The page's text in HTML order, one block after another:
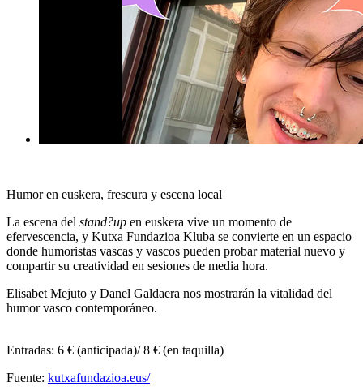
Humor en euskera, frescura y escena local
La escena del stand?up en euskera vive un momento de
efervescencia, y Kutxa Fundazioa Kluba se convierte en un espacio
donde humoristas vascas y vascos pueden probar material nuevo y
compartir su creatividad en sesiones de media hora.
Elisabet Mejuto y Danel Galdaera nos mostrarán la vitalidad del
humor vasco contemporáneo.
Entradas: 6 € (anticipada)/ 8 € (en taquilla)
Fuente: kutxafundazioa.eus/